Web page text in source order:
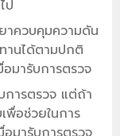
ป
าควบคุมความดัน
านได้ตามปกติ
อมารับการตรวจ
การตรวจ แต่ถ้า
พื่อช่วยในการ